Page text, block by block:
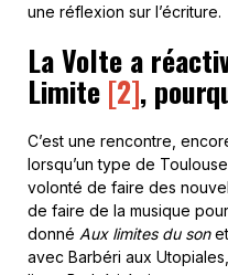
une réflexion sur l’écriture.
La Volte a
Limite [2],
C’est une rencontre,
lorsqu’un type de
volonté de faire des
de faire de la musique
donné Aux limites du sonet
avec Barbéri aux